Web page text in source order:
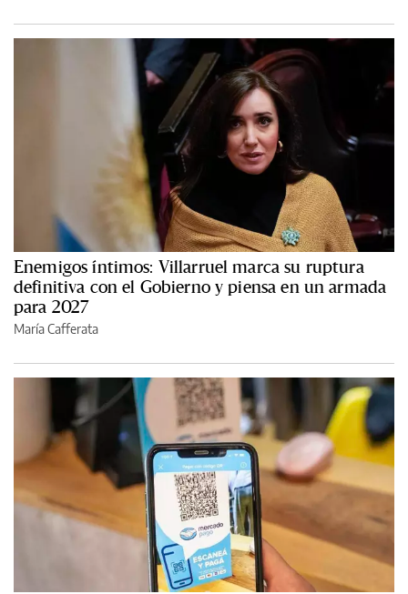
Enemigos íntimos: Villarruel marca su ruptura
definitiva con el Gobierno y piensa en un armada
para 2027
María Cafferata